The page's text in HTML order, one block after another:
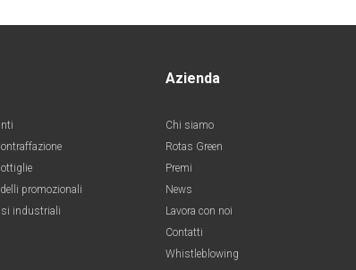
promozionali
industriali
Azienda
Chi siamo
Rotas Green
Premi
News
Lavora con noi
Contatti
Whistleblowing